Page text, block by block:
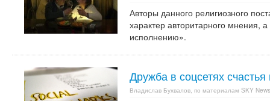
Авторы данного религиозного
характер авторитарного мнения,
исполнению».
Дружба в соцсетях
Владислав Бухвалов, по материалам SKY News